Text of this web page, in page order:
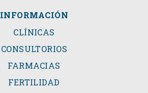
INFORMACIÓN
CLÍNICAS
CONSULTORIOS
FARMACIAS
FERTILIDAD